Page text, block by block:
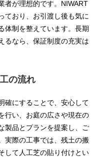
者が理想的です。NIWART
ており、お引渡し後も気に
体制を整えています。長期
るなら、保証制度の充実は
の流れ
確にすることで、安心して
行い、お庭の広さや現在の
製品とプランを提案し、ご
実際の工事では、残土の搬
して人工芝の貼り付けとい